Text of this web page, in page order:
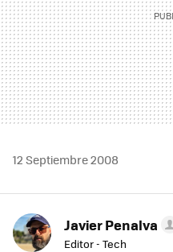
12 Septiembre 2008
Javier Penalva
Editor - Tech